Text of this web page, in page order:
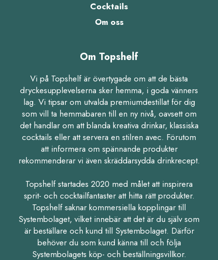
Cocktails
Om oss
Om Topshelf
Vi på Topshelf är övertygade om att de bästa
dryckesupplevelserna sker hemma, i goda vänners
lag. Vi tipsar om utvalda premiumdestillat för dig
som vill ta hemmabaren till en ny nivå, oavsett om
det handlar om att blanda kreativa drinkar, klassiska
cocktails eller att servera en stilren avec. Förutom
att informera om spännande produkter
rekommenderar vi även skräddarsydda drinkrecept.
Topshelf startades 2020 med målet att inspirera
sprit- och cocktailfantaster att hitta rätt produkter.
Topshelf saknar kommersiella kopplingar till
Systembolaget, vilket innebär att det är du själv som
är beställare och kund till Systembolaget. Därför
behöver du som kund känna till och följa
Systembolagets köp- och beställningsvillkor.